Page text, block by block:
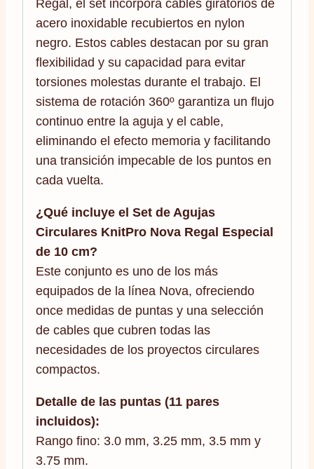
Regal, el set incorpora cables giratorios de
acero inoxidable recubiertos en nylon
negro. Estos cables destacan por su gran
flexibilidad y su capacidad para evitar
torsiones molestas durante el trabajo. El
sistema de rotación 360º garantiza un flujo
continuo entre la aguja y el cable,
eliminando el efecto memoria y facilitando
una transición impecable de los puntos en
cada vuelta.
¿Qué incluye el Set de Agujas
Circulares KnitPro Nova Regal Especial
de 10 cm?
Este conjunto es uno de los más
equipados de la línea Nova, ofreciendo
once medidas de puntas y una selección
de cables que cubren todas las
necesidades de los proyectos circulares
compactos.
Detalle de las puntas (11 pares
incluidos):
Rango fino: 3.0 mm, 3.25 mm, 3.5 mm y
3.75 mm.